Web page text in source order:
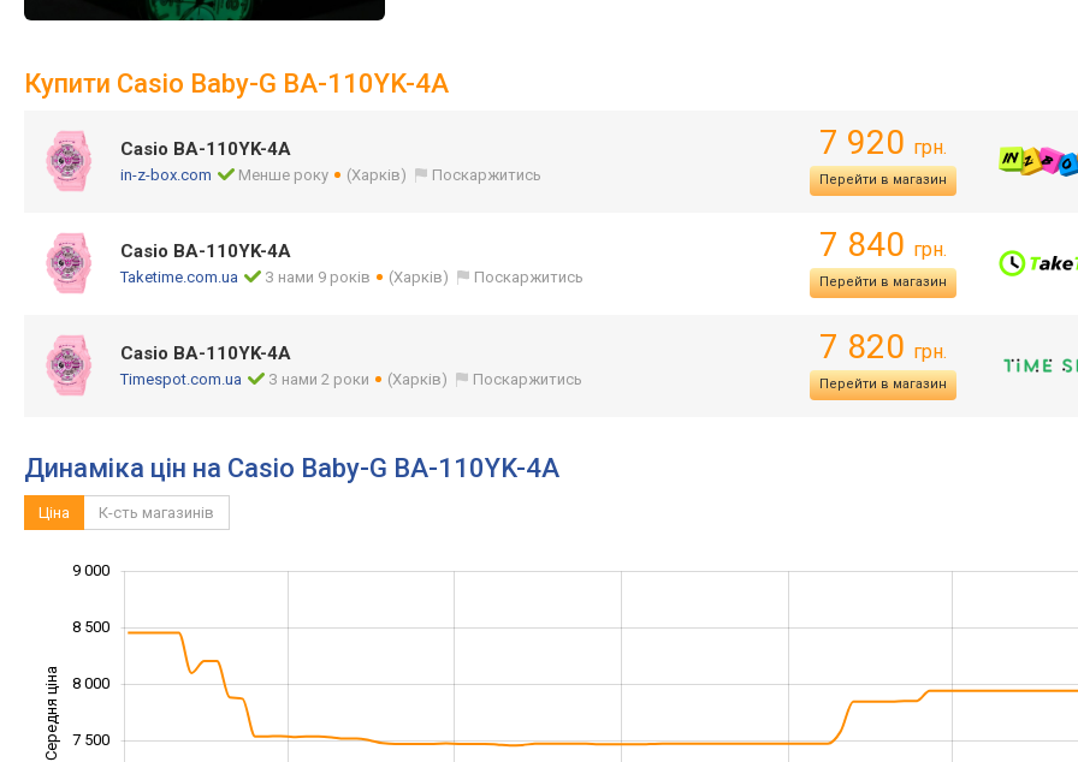
Купити Casio Baby-G BA-110YK-4A
Casio BA-110YK-4A
in-z-box.com Менше року (Харків) Поскаржитись
7 920 грн.
Перейти в магазин
Casio BA-110YK-4A
Taketime.com.ua З нами 9 років (Харків) Поскаржитись
7 840 грн.
Перейти в магазин
Casio BA-110YK-4A
Timespot.com.ua З нами 2 роки (Харків) Поскаржитись
7 820 грн.
Перейти в магазин
Динаміка цін на Casio Baby-G BA-110YK-4A
Ціна К-сть магазинів
Середня ціна 7 500
8 000
8 500
9 000